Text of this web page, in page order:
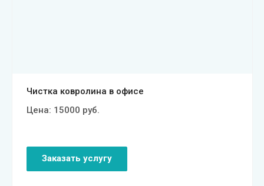
Чистка ковролина в офисе
Цена: 15000 руб.
Заказать услугу